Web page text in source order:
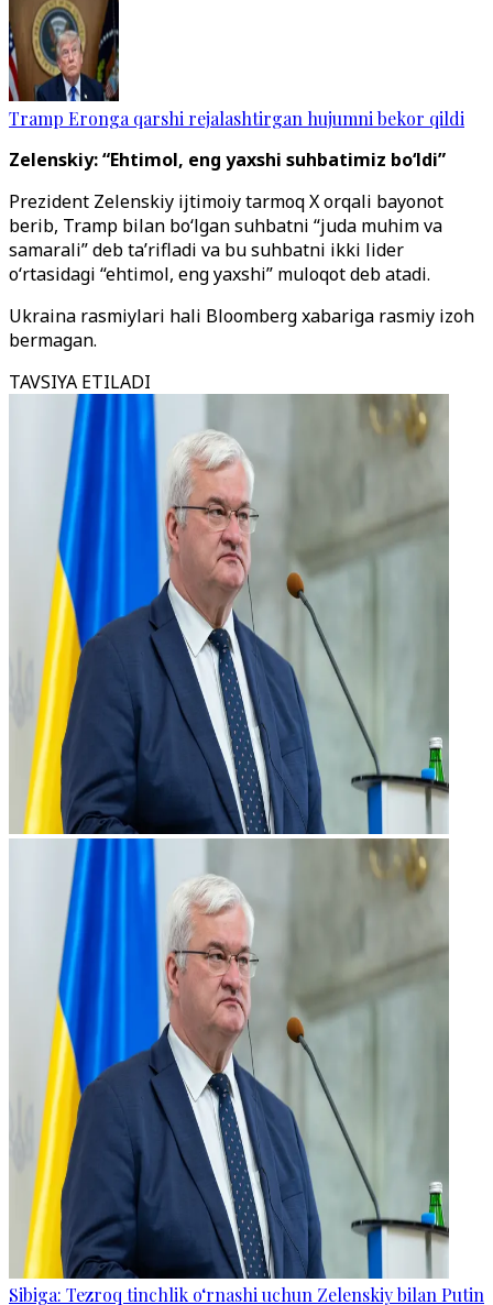
Tramp Eronga qarshi rejalashtirgan hujumni bekor qildi
Zelenskiy: “Ehtimol, eng yaxshi suhbatimiz bo‘ldi”
Prezident Zelenskiy ijtimoiy tarmoq X orqali bayonot
berib, Tramp bilan bo‘lgan suhbatni “juda muhim va
samarali” deb ta’rifladi va bu suhbatni ikki lider
o‘rtasidagi “ehtimol, eng yaxshi” muloqot deb atadi.
Ukraina rasmiylari hali Bloomberg xabariga rasmiy izoh
bermagan.
TAVSIYA ETILADI
Sibiga: Tezroq tinchlik o‘rnashi uchun Zelenskiy bilan Putin